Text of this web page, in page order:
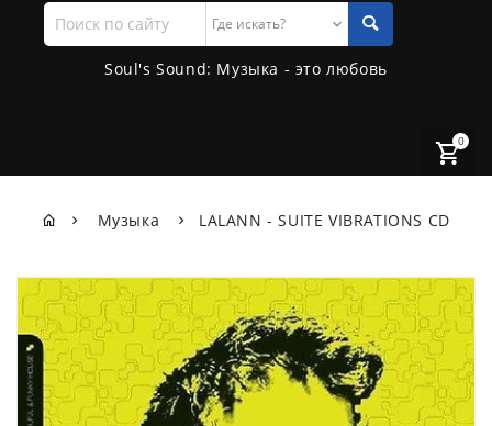
Поиск
по
сайту
Soul's Sound: Музыка - это любовь
0
Музыка LALANN - SUITE VIBRATIONS CD